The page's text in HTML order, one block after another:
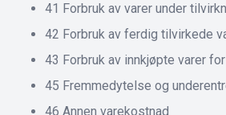
41 Forbruk av varer under
42 Forbruk av ferdig tilvirkede
43 Forbruk av innkjøpte varer
45 Fremmedytelse og
46 Annen varekostnad